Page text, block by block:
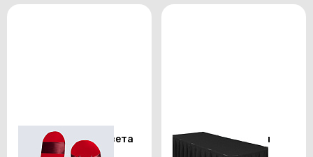
Бант бордового цвета
Черная фуршетная
юбка длиной 5,8 м